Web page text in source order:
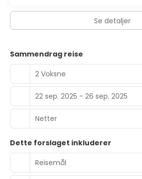
Se detaljer
Sammendrag reise
2 Voksne
22 sep. 2025 - 26 sep. 2025
Netter
Dette forslaget inkluderer
Reisemål